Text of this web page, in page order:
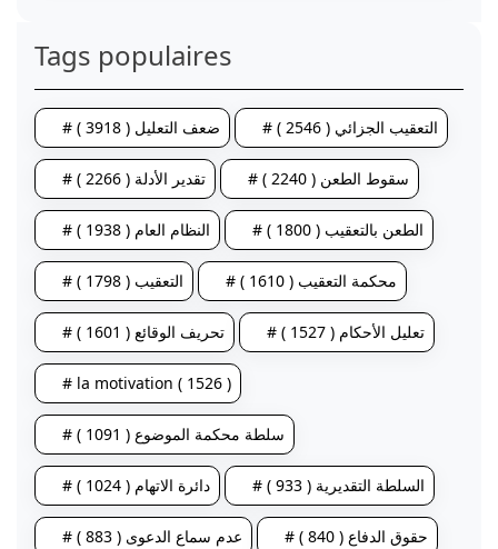
Tags populaires
# ضعف التعليل ( 3918 ) # التعقيب الجزائي ( 2546 )
# تقدير الأدلة ( 2266 ) # سقوط الطعن ( 2240 )
# النظام العام ( 1938 ) # الطعن بالتعقيب ( 1800 )
# التعقيب ( 1798 ) # محكمة التعقيب ( 1610 )
# تحريف الوقائع ( 1601 ) # تعليل الأحكام ( 1527 )
# la motivation ( 1526 )
# سلطة محكمة الموضوع ( 1091 )
# دائرة الاتهام ( 1024 ) # السلطة التقديرية ( 933 )
# عدم سماع الدعوى ( 883 ) # حقوق الدفاع ( 840 )